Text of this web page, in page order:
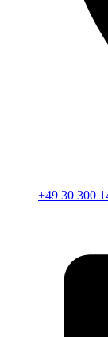
+49 30 300